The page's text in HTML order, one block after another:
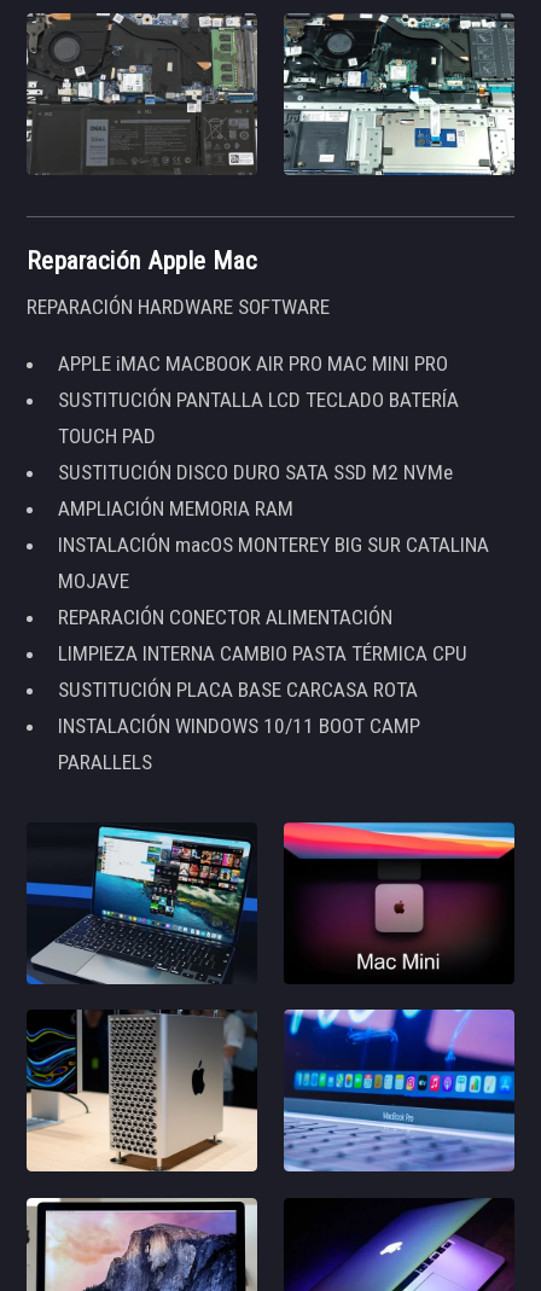
Reparación Apple Mac
REPARACIÓN HARDWARE SOFTWARE
APPLE iMAC MACBOOK AIR PRO MAC MINI PRO
SUSTITUCIÓN PANTALLA LCD TECLADO BATERÍA
TOUCH PAD
SUSTITUCIÓN DISCO DURO SATA SSD M2 NVMe
AMPLIACIÓN MEMORIA RAM
INSTALACIÓN macOS MONTEREY BIG SUR CATALINA
MOJAVE
REPARACIÓN CONECTOR ALIMENTACIÓN
LIMPIEZA INTERNA CAMBIO PASTA TÉRMICA CPU
SUSTITUCIÓN PLACA BASE CARCASA ROTA
INSTALACIÓN WINDOWS 10/11 BOOT CAMP
PARALLELS